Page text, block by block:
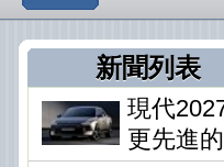
新聞列表
現代
更先進